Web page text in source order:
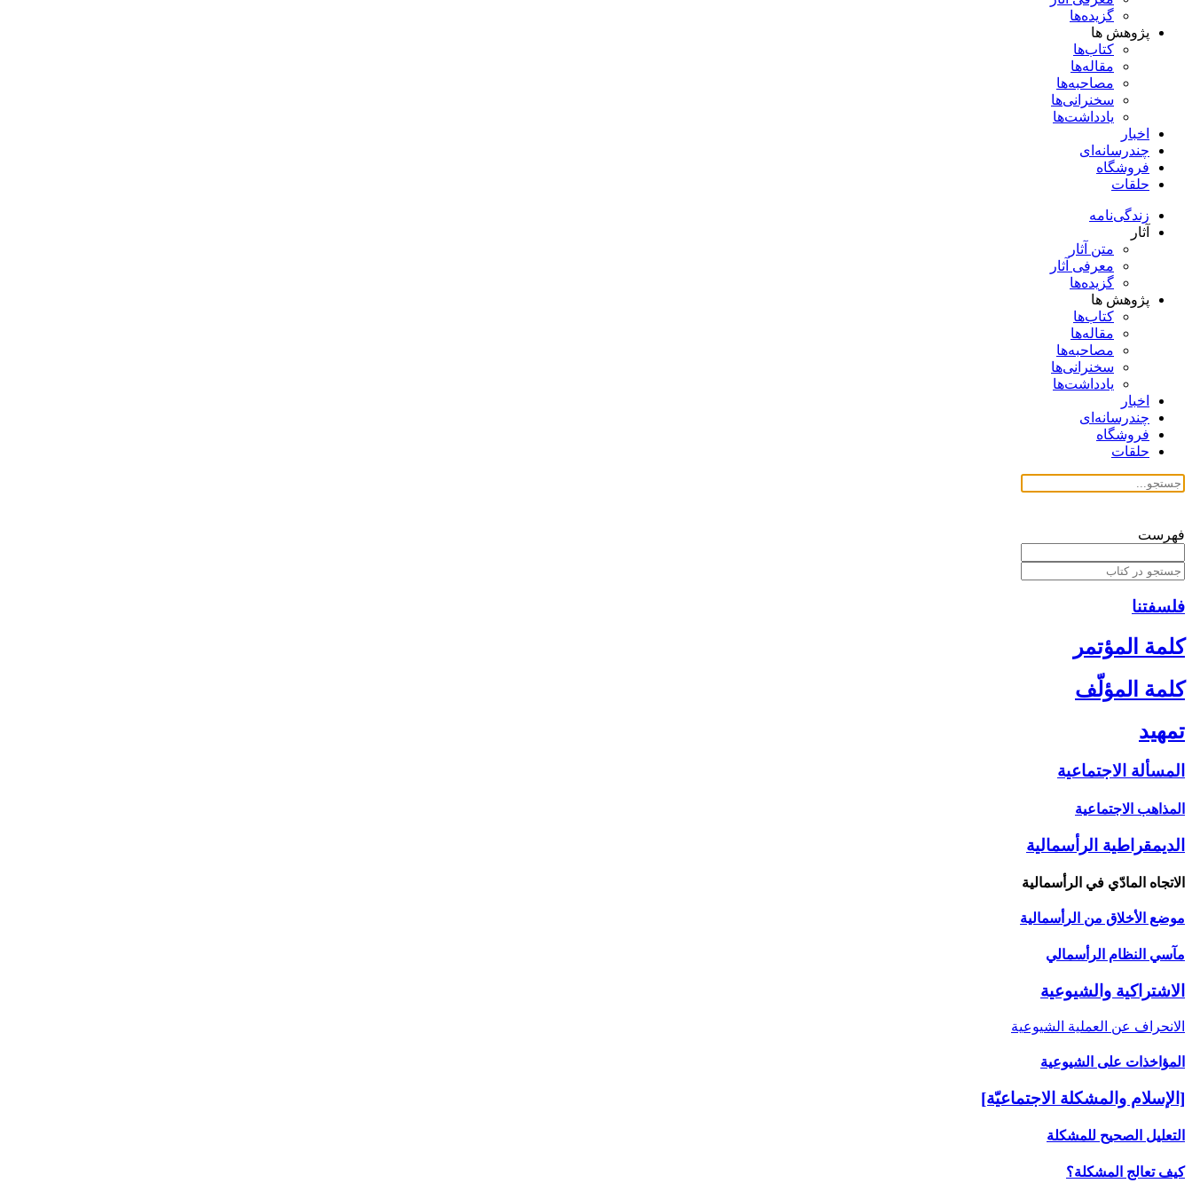
گزیده‌ها
پژوهش ها
کتاب‌ها
مقاله‌ها
مصاحبه‌ها
سخنرانی‌ها
یادداشت‌ها
اخبار
چندرسانه‌ای
فروشگاه
حلقات
زندگی‌نامه
آثار
متن آثار
معرفی آثار
گزیده‌ها
پژوهش ها
کتاب‌ها
مقاله‌ها
مصاحبه‌ها
سخنرانی‌ها
یادداشت‌ها
اخبار
چندرسانه‌ای
فروشگاه
حلقات
فهرست
فلسفتنا
كلمة المؤتمر
كلمة المؤلّف‏
تمهيد
المسألة الاجتماعية
المذاهب الاجتماعية
الديمقراطية الرأسمالية
الاتجاه المادّي في الرأسمالية
موضع الأخلاق من الرأسمالية
مآسي النظام الرأسمالي
الاشتراكية والشيوعية
الانحراف عن العملية الشيوعية
المؤاخذات على الشيوعية
[الإسلام والمشكلة الاجتماعيّة]
التعليل الصحيح للمشكلة
كيف تعالج المشكلة؟